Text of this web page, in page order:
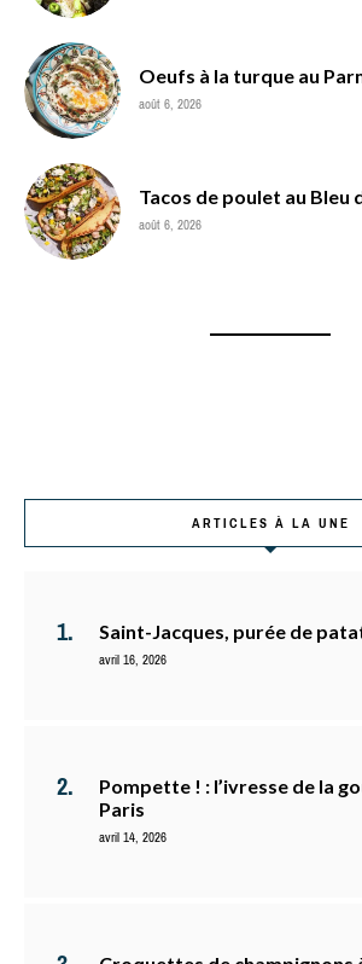
Oeufs à la turque au
août 6, 2026
Tacos de poulet au Bleu
août 6, 2026
ARTICLES À LA UNE
Saint-Jacques, purée de
avril 16, 2026
Pompette ! : l’ivresse de la
Paris
avril 14, 2026